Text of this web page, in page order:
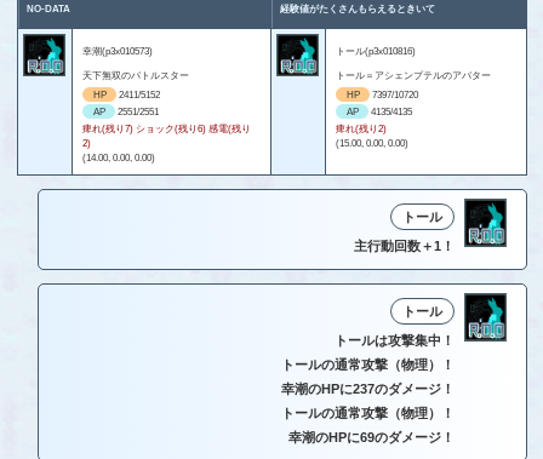
NO-DATA 経験値がたくさんもらえるときいて
幸潮(p3x010573)
天下無双のバトルスター
HP
2411/5152
AP
2551/2551
痺れ(残り7) ショック(残り6) 感電(残り
2)
(14.00, 0.00, 0.00)
トール(p3x010816)
トール＝アシェンプテルのアバター
HP
7397/10720
AP
4135/4135
痺れ(残り2)
(15.00, 0.00, 0.00)
トール
主行動回数＋1！
トール
トールは攻撃集中！
トールの通常攻撃（物理）！
幸潮のHPに237のダメージ！
トールの通常攻撃（物理）！
幸潮のHPに69のダメージ！